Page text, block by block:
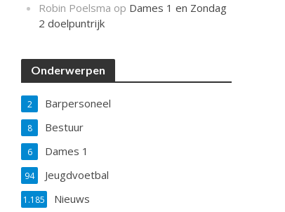
Robin Poelsma op Dames 1 en Zondag
2 doelpuntrijk
Onderwerpen
Barpersoneel
2
Bestuur
8
Dames 1
6
Jeugdvoetbal
94
Nieuws
1.185